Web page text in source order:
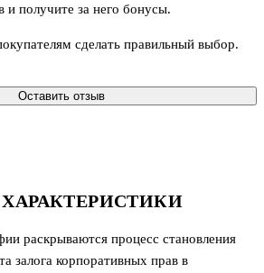
раскрываются процесс становления
залога корпоративных прав в
и получите за него бонусы.
сделать правильный выбор.
Оставить отзыв